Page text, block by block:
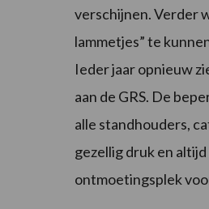
verschijnen. Verder
lammetjes” te
Ieder jaar opnieuw
aan de GRS. De
alle standhouders,
gezellig druk en
ontmoetingsplek